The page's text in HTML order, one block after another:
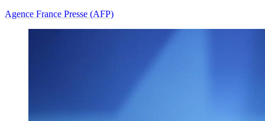
Agence France Presse (AFP)